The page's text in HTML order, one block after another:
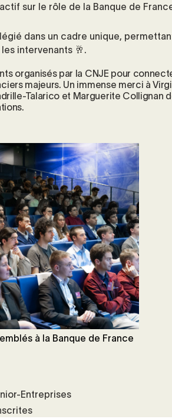
sur le rôle de la Banque de
dans un cadre unique,
intervenants 🥂.
organisés par la CNJE pour
majeurs. Un immense merci à
Talarico et Marguerite Collignan
à la Banque de France
Entreprises